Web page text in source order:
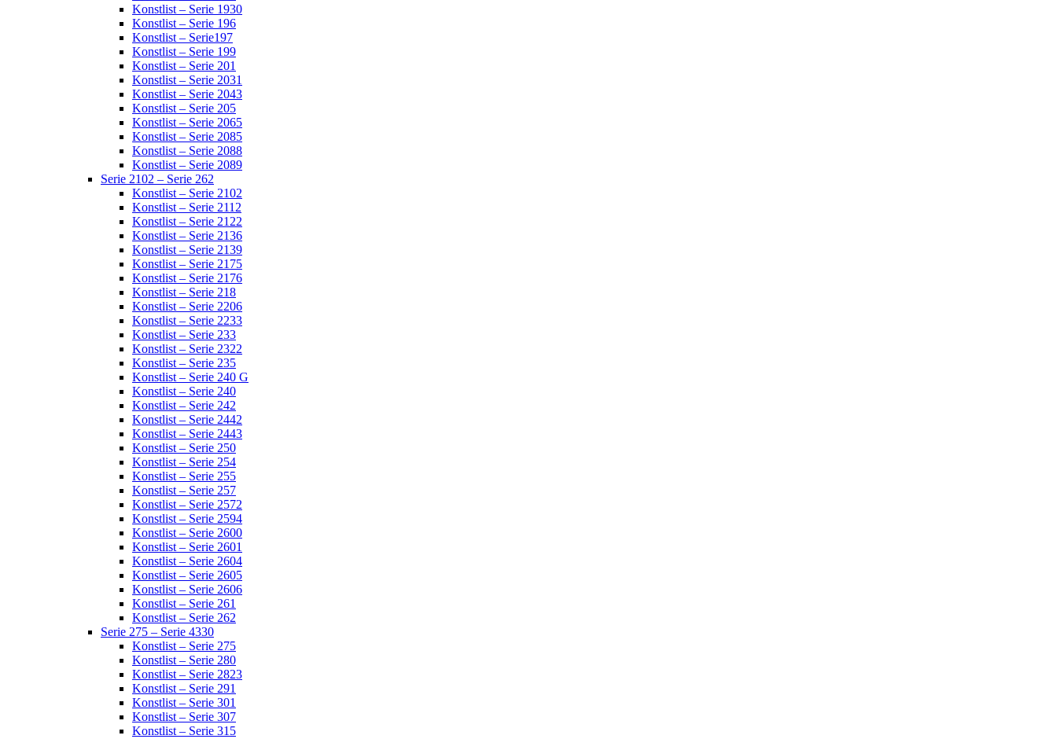
Konstlist – Serie 1930
Konstlist – Serie 196
Konstlist – Serie197
Konstlist – Serie 199
Konstlist – Serie 201
Konstlist – Serie 2031
Konstlist – Serie 2043
Konstlist – Serie 205
Konstlist – Serie 2065
Konstlist – Serie 2085
Konstlist – Serie 2088
Konstlist – Serie 2089
Serie 2102 – Serie 262
Konstlist – Serie 2102
Konstlist – Serie 2112
Konstlist – Serie 2122
Konstlist – Serie 2136
Konstlist – Serie 2139
Konstlist – Serie 2175
Konstlist – Serie 2176
Konstlist – Serie 218
Konstlist – Serie 2206
Konstlist – Serie 2233
Konstlist – Serie 233
Konstlist – Serie 2322
Konstlist – Serie 235
Konstlist – Serie 240 G
Konstlist – Serie 240
Konstlist – Serie 242
Konstlist – Serie 2442
Konstlist – Serie 2443
Konstlist – Serie 250
Konstlist – Serie 254
Konstlist – Serie 255
Konstlist – Serie 257
Konstlist – Serie 2572
Konstlist – Serie 2594
Konstlist – Serie 2600
Konstlist – Serie 2601
Konstlist – Serie 2604
Konstlist – Serie 2605
Konstlist – Serie 2606
Konstlist – Serie 261
Konstlist – Serie 262
Serie 275 – Serie 4330
Konstlist – Serie 275
Konstlist – Serie 280
Konstlist – Serie 2823
Konstlist – Serie 291
Konstlist – Serie 301
Konstlist – Serie 307
Konstlist – Serie 315